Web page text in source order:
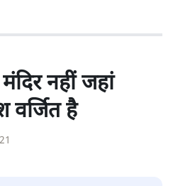
नहीं जहां
वर्जित है